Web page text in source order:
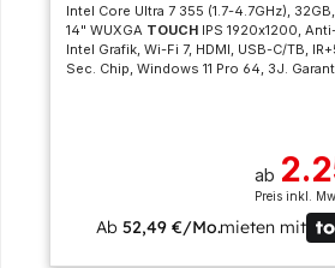
Intel Core Ultra 7 355 (1.7-4.7GHz), 32GB,
14" WUXGA TOUCH IPS 1920x1200,
Intel Grafik, Wi-Fi 7, HDMI, USB-C/TB,
Sec. Chip, Windows 11 Pro 64, 3J.
ab
Preis inkl.
Ab52,49 €/Mo.mieten mit